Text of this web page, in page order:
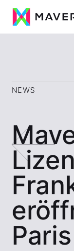
NEWS
Paris